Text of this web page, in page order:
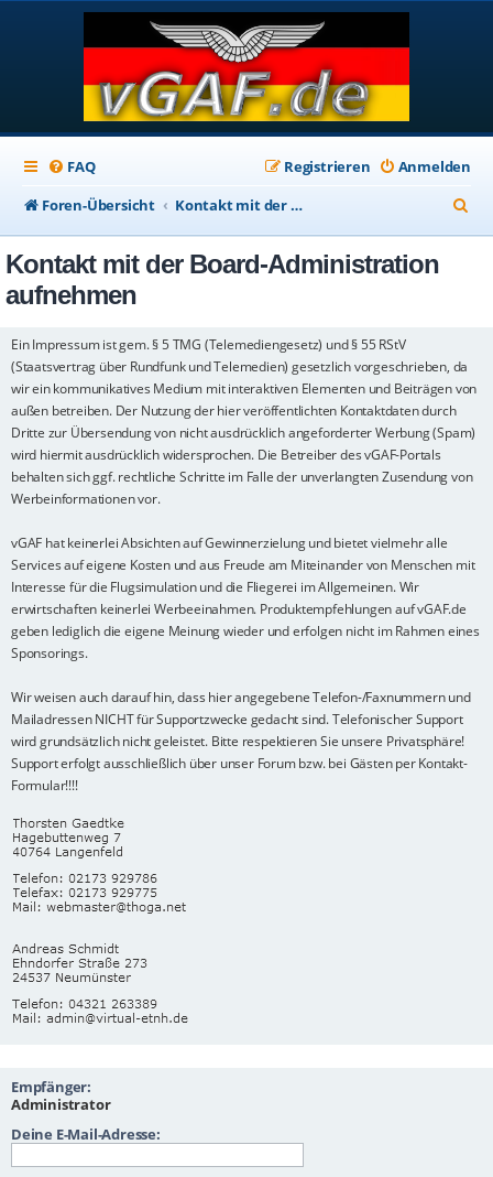
FAQ Anmelden
Registrieren
Foren-Übersicht
Kontakt mit der Board-Administration aufnehmen
u
Kontakt mit der Board-Administration
aufnehmen
Ein Impressum ist gem. § 5 TMG (Telemediengesetz) und § 55 RStV
(Staatsvertrag über Rundfunk und Telemedien) gesetzlich vorgeschrieben, da
wir ein kommunikatives Medium mit interaktiven Elementen und Beiträgen von
außen betreiben. Der Nutzung der hier veröffentlichten Kontaktdaten durch
Dritte zur Übersendung von nicht ausdrücklich angeforderter Werbung (Spam)
wird hiermit ausdrücklich widersprochen. Die Betreiber des vGAF-Portals
behalten sich ggf. rechtliche Schritte im Falle der unverlangten Zusendung von
Werbeinformationen vor.
vGAF hat keinerlei Absichten auf Gewinnerzielung und bietet vielmehr alle
Services auf eigene Kosten und aus Freude am Miteinander von Menschen mit
Interesse für die Flugsimulation und die Fliegerei im Allgemeinen. Wir
erwirtschaften keinerlei Werbeeinahmen. Produktempfehlungen auf vGAF.de
geben lediglich die eigene Meinung wieder und erfolgen nicht im Rahmen eines
Sponsorings.
Wir weisen auch darauf hin, dass hier angegebene Telefon-/Faxnummern und
Mailadressen NICHT für Supportzwecke gedacht sind. Telefonischer Support
wird grundsätzlich nicht geleistet. Bitte respektieren Sie unsere Privatsphäre!
Support erfolgt ausschließlich über unser Forum bzw. bei Gästen per Kontakt-
Formular!!!!
Empfänger:
Administrator
Deine E-Mail-Adresse: